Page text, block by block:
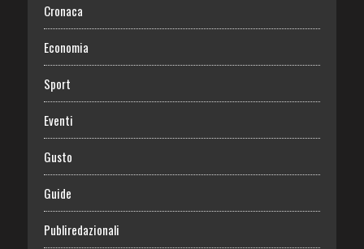
Cronaca
Economia
Sport
Eventi
Gusto
Guide
Publiredazionali